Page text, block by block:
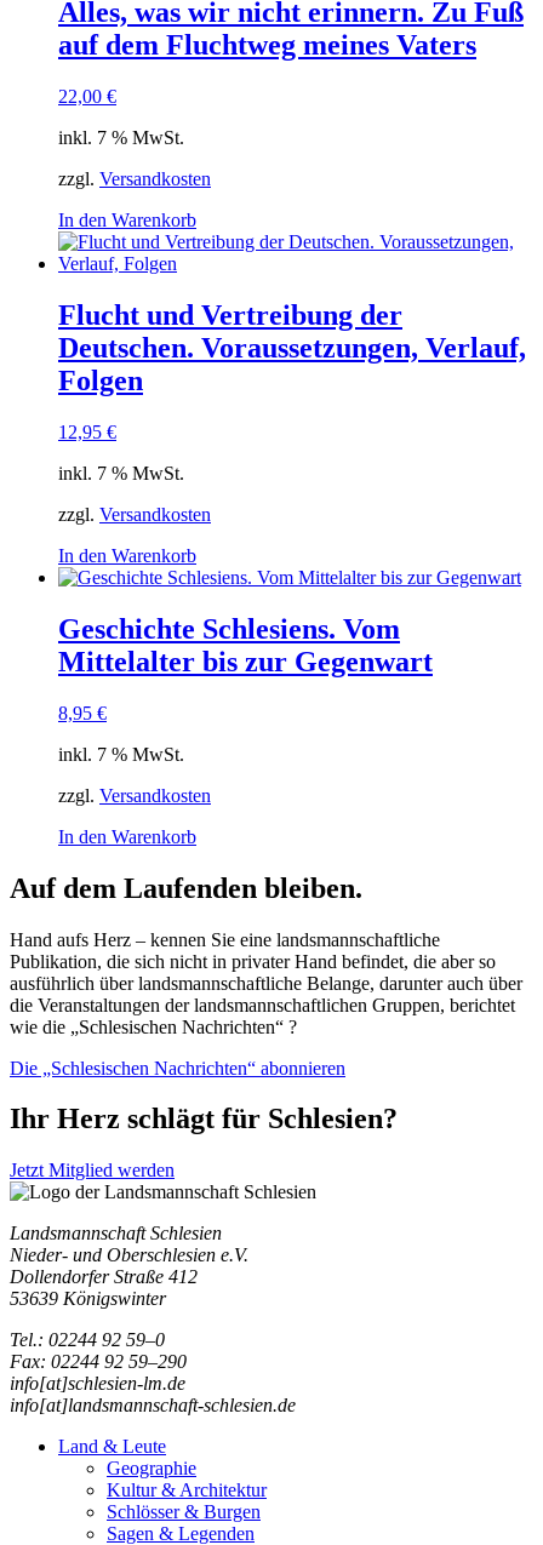
Alles, was wir nicht erinnern. Zu Fuß
auf dem Fluchtweg meines Vaters
22,00 €
inkl. 7 % MwSt.
zzgl. Versandkosten
In den Warenkorb
Flucht und Vertreibung der
Deutschen. Voraussetzungen, Verlauf,
Folgen
12,95 €
inkl. 7 % MwSt.
zzgl. Versandkosten
In den Warenkorb
Geschichte Schlesiens. Vom
Mittelalter bis zur Gegenwart
8,95 €
inkl. 7 % MwSt.
zzgl. Versandkosten
In den Warenkorb
Auf dem Laufenden bleiben.
Hand aufs Herz – kennen Sie eine landsmannschaftliche
Publikation, die sich nicht in privater Hand befindet, die aber so
ausführlich über landsmannschaftliche Belange, darunter auch über
die Veranstaltungen der landsmannschaftlichen Gruppen, berichtet
wie die „Schlesischen Nachrichten“ ?
Die „Schlesischen Nachrichten“ abonnieren
Ihr Herz schlägt für Schlesien?
Jetzt Mitglied werden
Landsmannschaft Schlesien
Nieder- und Oberschlesien e.V.
Dollendorfer Straße 412
53639 Königswinter
Tel.: 02244 92 59–0
Fax: 02244 92 59–290
info[at]schlesien-lm.de
info[at]landsmannschaft-schlesien.de
Land & Leute
Geographie
Kultur & Architektur
Schlösser & Burgen
Sagen & Legenden